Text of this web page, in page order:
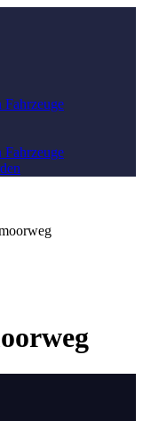
Fahrzeuge
Fahrzeuge